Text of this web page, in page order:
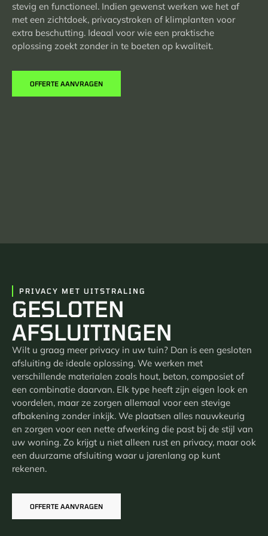
stevig en functioneel. Indien gewenst werken we het af
met een zichtdoek, privacystroken of klimplanten voor
extra beschutting. Ideaal voor wie een praktische
oplossing zoekt zonder in te boeten op kwaliteit.
OFFERTE AANVRAGEN
PRIVACY MET UITSTRALING
GESLOTEN
AFSLUITINGEN
Wilt u graag meer privacy in uw tuin? Dan is een gesloten
afsluiting de ideale oplossing. We werken met
verschillende materialen zoals hout, beton, composiet of
een combinatie daarvan. Elk type heeft zijn eigen look en
voordelen, maar ze zorgen allemaal voor een stevige
afbakening zonder inkijk. We plaatsen alles nauwkeurig
en zorgen voor een nette afwerking die past bij de stijl van
uw woning. Zo krijgt u niet alleen rust en privacy, maar ook
een duurzame afsluiting waar u jarenlang op kunt
rekenen.
OFFERTE AANVRAGEN